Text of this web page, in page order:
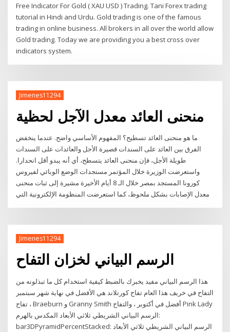
Free Indicator For Gold ( XAU USD ) Trading. Tani Forex trading
tutorial in Hindi and Urdu. Gold trading is one of the famous
trading in online business. All brokers in all over the world allow
Gold trading. Today we are providing you a best cross over
indicators system.
Jimenes11294
منحنى العائد معدل الآجل لحظية
ما هو منحنى العائد تسطيح؟ المفهوم الأساسي واضح. عندما ينخفض
الفرق بين العائد على السندات قصيرة الأجل والعائدات على السندات
طويلة الأجل، فإن منحنى العائد يتسطح، أي أنه يبدو أقل انحدارا.
واستعرضت الوزيرة خلال المؤتمر مستجدات الوضع الوبائي لفيروس
كورونا المستجد بمصر خلال الـ 8 أيام الأخيرة مشيرة إلى ثبات منحنى
معدل الإصابات بشكل ملحوظ، كما استعرضت المنظومة الإلكترونية التي
Jimenes11294
الرسم البياني لخزان التفاح
هذا الرسم البياني مفيد يخبرك بالضبط كيفية استخدام كل ما تبذلونه من
التفاح في خريف هذا العام تفاح كورتلاند هي الأفضل في نهاية شهر سبتمبر
، تفاح Braeburn و Granny Smith أفضل في أكتوبر ، والتفاح Pink Lady
الرسم البياني الشريطي ثلاثي الأبعاد المكدس بالهرم:
bar3DPyramidPercentStacked: الرسم البياني الشريطي ثلاثي الأبعاد